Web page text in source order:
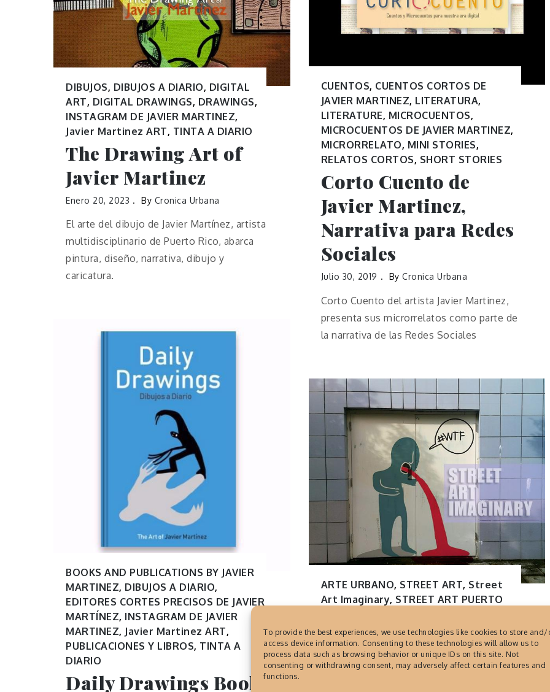
To provide the best experiences, we use technologies like cookies to store and/
access device information. Consenting to these technologies will allow us to
process data such as browsing behavior or unique IDs on this site. Not
consenting or withdrawing consent, may adversely affect certain features and
functions.
DIBUJOS, DIBUJOS A DIARIO, DIGITAL
ART, DIGITAL DRAWINGS, DRAWINGS,
INSTAGRAM DE JAVIER MARTINEZ,
Javier Martinez ART, TINTA A DIARIO
The Drawing Art of
Javier Martinez
Enero 20, 2023 By Cronica Urbana
El arte del dibujo de Javier Martínez, artista
multidisciplinario de Puerto Rico, abarca
pintura, diseño, narrativa, dibujo y
caricatura.
CUENTOS, CUENTOS CORTOS DE
JAVIER MARTINEZ, LITERATURA,
LITERATURE, MICROCUENTOS,
MICROCUENTOS DE JAVIER MARTINEZ,
MICRORRELATO, MINI STORIES,
RELATOS CORTOS, SHORT STORIES
Corto Cuento de
Javier Martinez,
Narrativa para Redes
Sociales
Julio 30, 2019 By Cronica Urbana
Corto Cuento del artista Javier Martinez,
presenta sus microrrelatos como parte de
la narrativa de las Redes Sociales
BOOKS AND PUBLICATIONS BY JAVIER
MARTINEZ, DIBUJOS A DIARIO,
EDITORES CORTES PRECISOS DE JAVIER
MARTÍNEZ, INSTAGRAM DE JAVIER
MARTINEZ, Javier Martinez ART,
PUBLICACIONES Y LIBROS, TINTA A
DIARIO
Daily Drawings Book,
ARTE URBANO, STREET ART, Street
Art Imaginary, STREET ART PUERTO
Street Art Imaginary,
ilusión artística en